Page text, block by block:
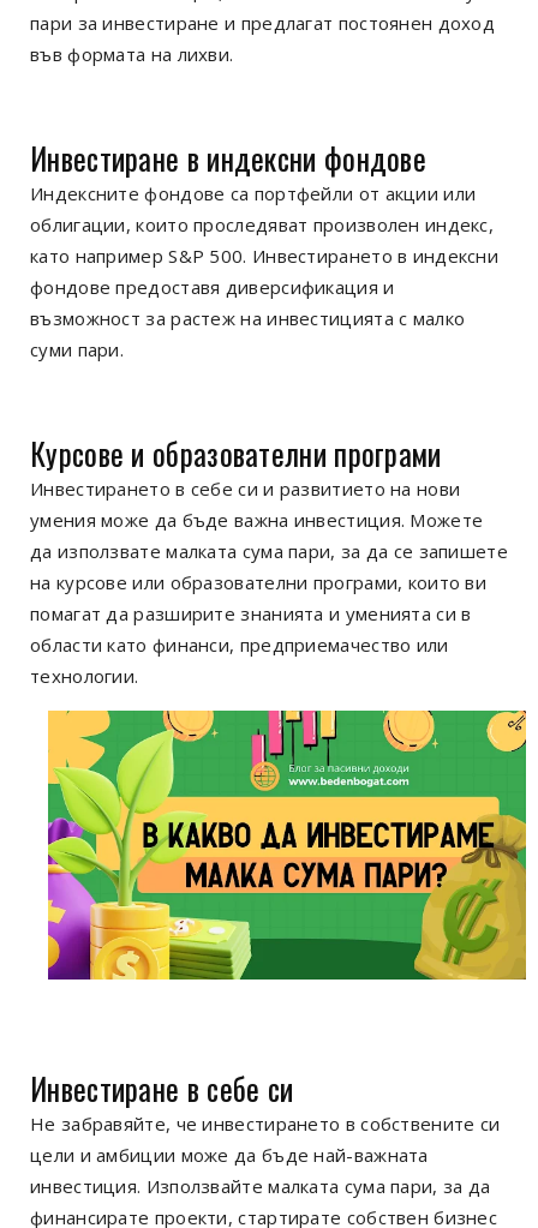
пари за инвестиране и предлагат постоянен доход
във формата на лихви.
Инвестиране в индексни фондове
Индексните фондове са портфейли от акции или
облигации, които проследяват произволен индекс,
като например S&P 500. Инвестирането в индексни
фондове предоставя диверсификация и
възможност за растеж на инвестицията с малко
суми пари.
Курсове и образователни програми
Инвестирането в себе си и развитието на нови
умения може да бъде важна инвестиция. Можете
да използвате малката сума пари, за да се запишете
на курсове или образователни програми, които ви
помагат да разширите знанията и уменията си в
области като финанси, предприемачество или
технологии.
Инвестиране в себе си
Не забравяйте, че инвестирането в собствените си
цели и амбиции може да бъде най-важната
инвестиция. Използвайте малката сума пари, за да
финансирате проекти, стартирате собствен бизнес